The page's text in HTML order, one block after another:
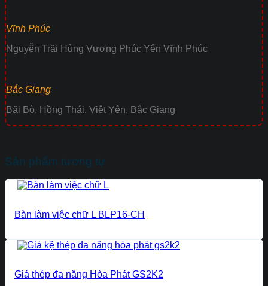
Vĩnh Phúc
Nguyễn Trãi Hùng Vương Phúc Yên Vĩnh Phúc
Bắc Giang
Bãi Bò, Hồng Thái, Việt Yên, Bắc Giang
Sản phẩm tương tự
Bàn làm việc chữ L BLP16-CH
Giá thép đa năng Hòa Phát GS2K2